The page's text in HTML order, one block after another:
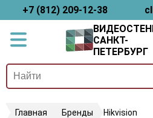
+7 (812) 209-12-38
САНКТ-
ПЕТЕРБУРГ
Главная Бренды Hikvision